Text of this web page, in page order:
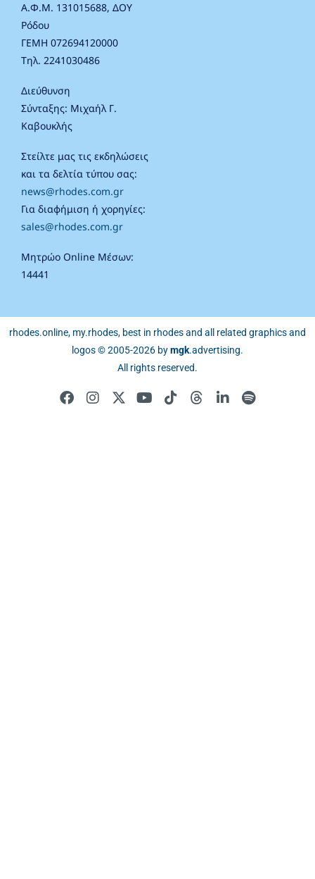
Α.Φ.Μ. 131015688, ΔΟΥ
Ρόδου
ΓΕΜΗ 072694120000
Τηλ. 2241030486
Διεύθυνση
Σύνταξης: Μιχαήλ Γ.
Καβουκλής
Στείλτε μας τις εκδηλώσεις
και τα δελτία τύπου σας:
news@rhodes.com.gr
Για διαφήμιση ή χορηγίες:
sales@rhodes.com.gr
Μητρώο Online Μέσων:
14441
rhodes.online, my.rhodes, best in rhodes and all related graphics and
logos © 2005-2026 bymgk.advertising.
All rights reserved.